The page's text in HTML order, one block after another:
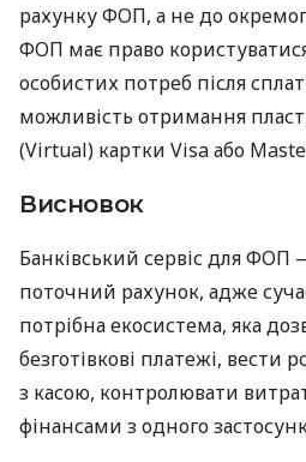
рахунку ФОП, а не до
ФОП має право
особистих потреб після
можливість отримання
(Virtual) картки Visa або
Висновок
Банківський сервіс для
поточний рахунок, адже
потрібна екосистема, яка
безготівкові платежі, вести
з касою, контролювати
фінансами з одного